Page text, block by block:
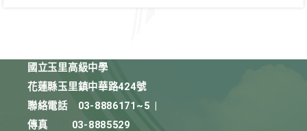
國立玉里高級中學
花蓮縣玉里鎮中華路424號
聯絡電話
03-8886171~5
傳真
03-8885529